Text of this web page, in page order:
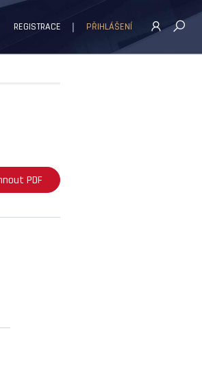
REGISTRACE PŘIHLÁŠENÍ
PDF